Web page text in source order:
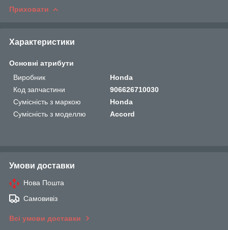
Приховати
Характеристики
Основні атрибути
Виробник
Honda
Код запчастини
906626710030
Сумісність з маркою
Honda
Сумісність з моделлю
Accord
Умови доставки
Нова Пошта
Самовивіз
Всі умови доставки